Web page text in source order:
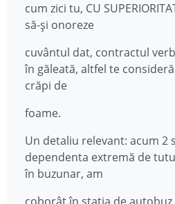
cum zici tu, CU
să-și onoreze
cuvântul dat, contractul
în găleată, altfel te
crăpi de
foame.
Un detaliu relevant: acum 2
dependenta extremă de
în buzunar, am